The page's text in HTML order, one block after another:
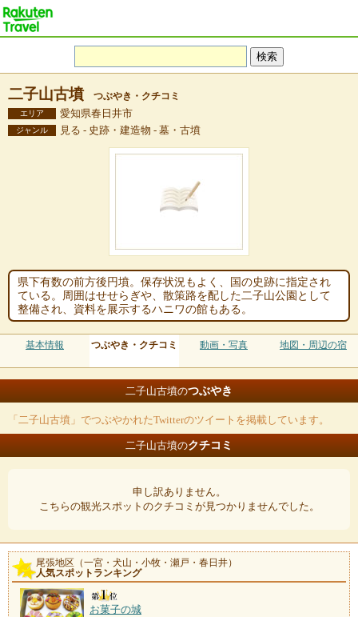
二子山古墳 つぶやき・クチコミ
エリア 愛知県春日井市
ジャンル 見る - 史跡・建造物 - 墓・古墳
県下有数の前方後円墳。保存状況もよく、国の史跡に指定され
ている。周囲はせせらぎや、散策路を配した二子山公園として
整備され、資料を展示するハニワの館もある。
基本情報 つぶやき・クチコミ 動画・写真 地図・周辺の宿
二子山古墳のつぶやき
「二子山古墳」でつぶやかれたTwitterのツイートを掲載しています。
二子山古墳のクチコミ
申し訳ありません。
こちらの観光スポットのクチコミが見つかりませんでした。
尾張地区（一宮・犬山・小牧・瀬戸・春日井）
人気スポットランキング
お菓子の城